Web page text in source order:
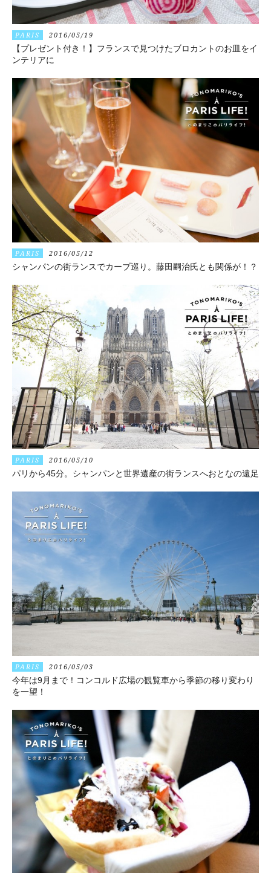
PARIS 2016/05/19
【プレゼント付き！】フランスで見つけたブロカントのお皿をイ
ンテリアに
PARIS 2016/05/12
シャンパンの街ランスでカーブ巡り。藤田嗣治氏とも関係が！？
PARIS 2016/05/10
パリから45分。シャンパンと世界遺産の街ランスへおとなの遠足
PARIS 2016/05/03
今年は9月まで！コンコルド広場の観覧車から季節の移り変わり
を一望！